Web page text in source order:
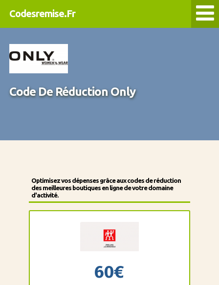
Codesremise.Fr
Code De Réduction Only
Optimisez vos dépenses grâce aux codes de réduction
des meilleures boutiques en ligne de votre domaine
d'activité.
60€